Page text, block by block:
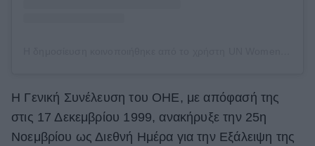
Η Γενική Συνέλευση του ΟΗΕ, με απόφασή της
στις 17 Δεκεμβρίου 1999, ανακήρυξε την 25η
Νοεμβρίου ως Διεθνή Ημέρα για την Εξάλειψη της